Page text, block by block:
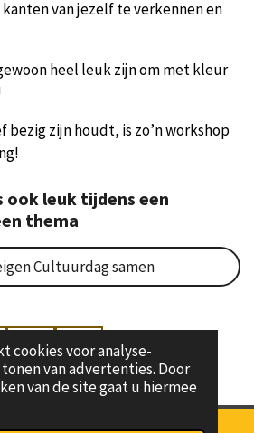
cookies voor analyse-
van advertenties. Door
van de site gaat u hiermee
van jezelf te verkennen en
heel leuk zijn om met kleur
bezig zijn houdt, is zo’n workshop
ook leuk tijdens een
thema
Cultuurdag samen
Y
o
L
i